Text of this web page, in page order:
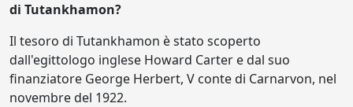
di Tutankhamon?
Il tesoro di Tutankhamon è stato scoperto
dall'egittologo inglese Howard Carter e dal suo
finanziatore George Herbert, V conte di Carnarvon, nel
novembre del 1922.